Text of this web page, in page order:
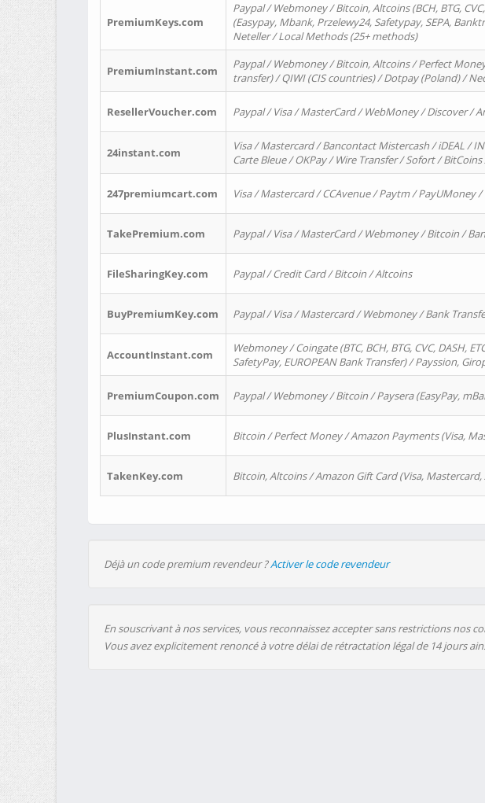
PremiumKeys.com
Paypal / Webmoney / Bitcoin, Altcoins (BCH, BTG, CVC,
(Easypay, Mbank, Przelewy24, Safetypay, SEPA,
Neteller / Local Methods (25+ methods)
PremiumInstant.com
Paypal / Webmoney / Bitcoin, Altcoins / Perfect
transfer) / QIWI (CIS countries) / Dotpay (Poland) /
ResellerVoucher.com Paypal / Visa / MasterCard / WebMoney / Discover /
24instant.com
Visa / Mastercard / Bancontact Mistercash / iDEAL /
Carte Bleue / OKPay / Wire Transfer / Sofort /
247premiumcart.com Visa / Mastercard / CCAvenue / Paytm / PayUMoney
TakePremium.com Paypal / Visa / MasterCard / Webmoney / Bitcoin /
FileSharingKey.com Paypal / Credit Card / Bitcoin / Altcoins
BuyPremiumKey.com Paypal / Visa / Mastercard / Webmoney / Bank
AccountInstant.com
Webmoney / Coingate (BTC, BCH, BTG, CVC, DASH,
SafetyPay, EUROPEAN Bank Transfer) / Payssion,
PremiumCoupon.com Paypal / Webmoney / Bitcoin / Paysera (EasyPay,
PlusInstant.com Bitcoin / Perfect Money / Amazon Payments (Visa,
TakenKey.com Bitcoin, Altcoins / Amazon Gift Card (Visa,
Déjà un code premium revendeur ?Activer le code revendeur
En souscrivant à nos services, vous reconnaissez accepter sans restrictions nos
Vous avez explicitement renoncé à votre délai de rétractation légal de 14 jours